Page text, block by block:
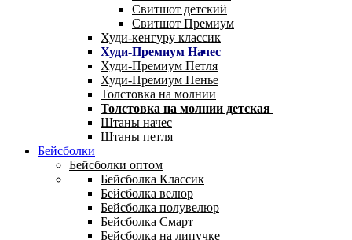
Свитшот детский
Свитшот Премиум
Худи-кенгуру классик
Худи-Премиум Начес
Худи-Премиум Петля
Худи-Премиум Пенье
Толстовка на молнии
Толстовка на молнии детская
Штаны начес
Штаны петля
Бейсболки
Бейсболки оптом
Бейсболка Классик
Бейсболка велюр
Бейсболка полувелюр
Бейсболка Смарт
Бейсболка на липучке